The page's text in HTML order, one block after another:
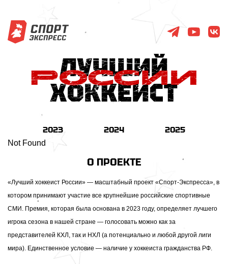
2023 2024 2025
Not Found
О ПРОЕКТЕ
«Лучший хоккеист России» — масштабный проект «Спорт-Экспресса», в
котором принимают участие все крупнейшие российские спортивные
СМИ. Премия, которая была основана в 2023 году, определяет лучшего
игрока сезона в нашей стране — голосовать можно как за
представителей КХЛ, так и НХЛ (а потенциально и любой другой лиги
мира). Единственное условие — наличие у хоккеиста гражданства РФ.